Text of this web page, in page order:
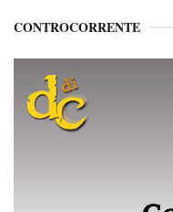
CONTROCORRENTE